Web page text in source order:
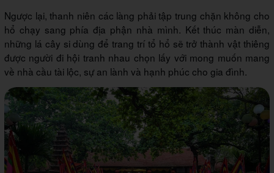
Ngược lại, thanh niên các làng phải tập trung chặn không cho
hổ chạy sang phía địa phận nhà mình. Kết thúc màn diễn,
những lá cây si dùng để trang trí tổ hổ sẽ trở thành vật thiêng
được người đi hội tranh nhau chọn lấy với mong muốn mang
về nhà cầu tài lộc, sự an lành và hạnh phúc cho gia đình.